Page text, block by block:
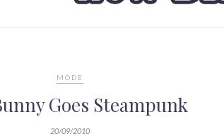
MODE
Goes Steampunk
20/09/2010